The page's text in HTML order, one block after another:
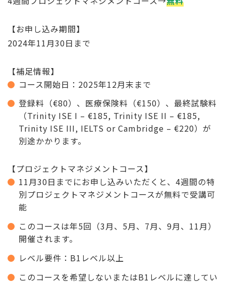
【お申し込み期間】
2024年11月30日まで
【補足情報】
コース開始日：2025年12月末まで
登録料（€80）、医療保険料（€150）、最終試験料
（Trinity ISE I – €185, Trinity ISE II – €185,
Trinity ISE III, IELTS or Cambridge – €220）が
別途かかります。
【プロジェクトマネジメントコース】
11月30日までにお申し込みいただくと、4週間の特
別プロジェクトマネジメントコースが無料で受講可
能
このコースは年5回（3月、5月、7月、9月、11月）
開催されます。
レベル要件：B1レベル以上
このコースを希望しないまたはB1レベルに達してい